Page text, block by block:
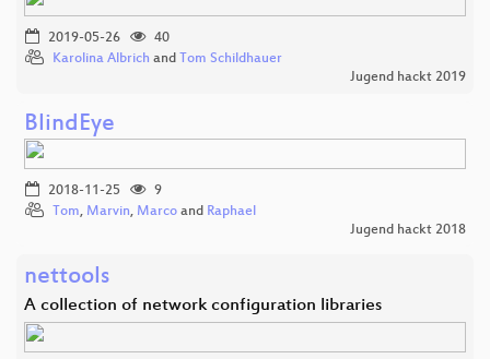
2019-05-26
40
Karolina Albrich and Tom Schildhauer
Jugend hackt 2019
BlindEye
2018-11-25
9
Tom, Marvin, Marco and Raphael
Jugend hackt 2018
nettools
A collection of network configuration libraries